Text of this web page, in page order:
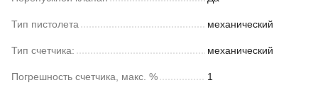
Тип пистолета механический
Тип счетчика: механический
Погрешность счетчика, макс. % 1